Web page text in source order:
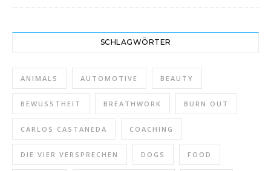
SCHLAGWÖRTER
ANIMALS AUTOMOTIVE BEAUTY
BEWUSSTHEIT BREATHWORK BURN OUT
CARLOS CASTANEDA COACHING
DIE VIER VERSPRECHEN DOGS FOOD